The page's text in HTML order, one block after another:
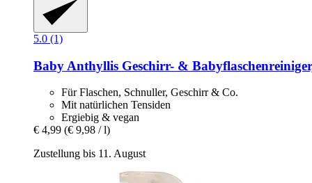
5.0 (1)
Baby Anthyllis Geschirr-​ &
Für Flaschen, Schnuller, Geschirr & Co.
Mit natürlichen Tensiden
Ergiebig & vegan
€ 4,99 (€ 9,98 / l)
Zustellung bis 11. August